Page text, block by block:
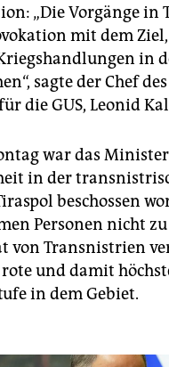
„Die Vorgänge in
mit dem
in
sagte der Chef
die GUS, Leonid
war das
in der
beschossen
Personen nicht zu
von Transnistrien
und damit
in dem Gebiet.